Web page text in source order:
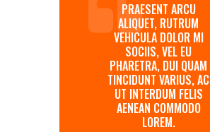
PRAESENT ARCU
ALIQUET, RUTRUM
VEHICULA DOLOR MI
SOCIIS, VEL EU
PHARETRA, DUI QUAM
TINCIDUNT VARIUS, AC
UT INTERDUM FELIS
AENEAN COMMODO
LOREM.